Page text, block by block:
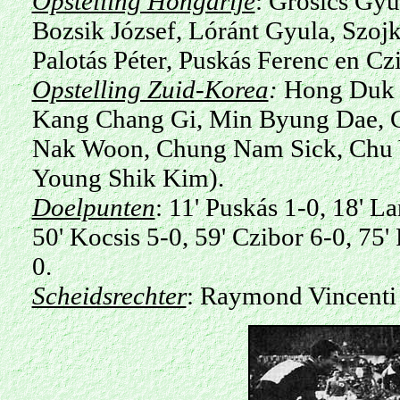
Bozsik József, Lóránt Gyula,
PalotásPéter, Puskás Ferenc en
Opstelling Zuid-Korea:Hong Duk
Kang Chang Gi, Min Byung Dae,
Nak Woon, Chung Nam Sick,
Young Shik Kim).
Doelpunten: 11' Puskás 1-0, 18'
50' Kocsis 5-0, 59' Czibor 6-0, 75'
0.
Scheidsrechter: Raymond